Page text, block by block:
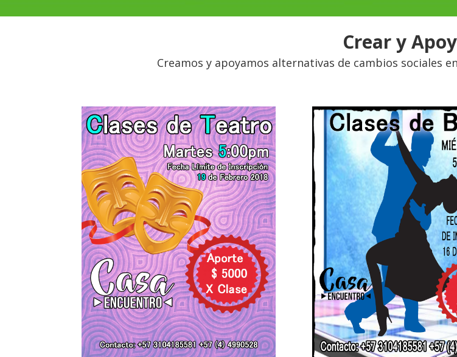
Crear y
Creamos y apoyamos alternativas de cambios sociales